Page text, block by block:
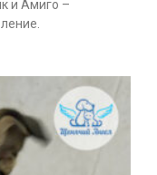
и Амиго –